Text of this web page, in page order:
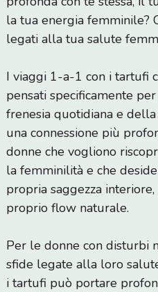
la tua energia femminile?
legati alla tua salute
I viaggi 1-a-1 con i tartufi
pensati specificamente
frenesia quotidiana e
una connessione più
donne che vogliono
la femminilità e che
propria saggezza
proprio flow naturale.
Per le donne con disturbi
sfide legate alla loro
i tartufi può portare